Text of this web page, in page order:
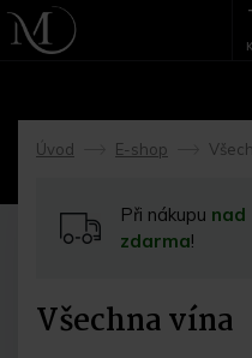
Úvod
->
E-shop
->
Při nákupu nad
zdarma!
Všechna vína